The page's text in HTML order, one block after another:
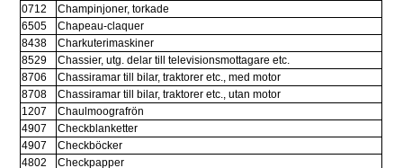
0712
Champinjoner, torkade
6505
Chapeau-claquer
8438
Charkuterimaskiner
8529
Chassier, utg. delar till televisionsmottagare etc.
8706
Chassiramar till bilar, traktorer etc., med motor
8708
Chassiramar till bilar, traktorer etc., utan motor
1207
Chaulmoografrön
4907
Checkblanketter
4907
Checkböcker
4802
Checkpapper